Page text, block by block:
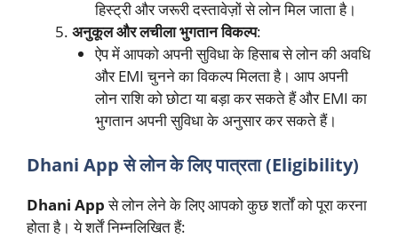
हिस्ट्री और जरूरी दस्तावेज़ों से लोन मिल जाता है।
अनुकूल और लचीला भुगतान विकल्प:
ऐप में आपको अपनी सुविधा के हिसाब से लोन की अवधि
और EMI चुनने का विकल्प मिलता है। आप अपनी
लोन राशि को छोटा या बड़ा कर सकते हैं और EMI का
भुगतान अपनी सुविधा के अनुसार कर सकते हैं।
Dhani App से लोन के लिए पात्रता (Eligibility)
Dhani Appसे लोन लेने के लिए आपको कुछ शर्तों को पूरा करना
होता है। ये शर्तें निम्नलिखित हैं: